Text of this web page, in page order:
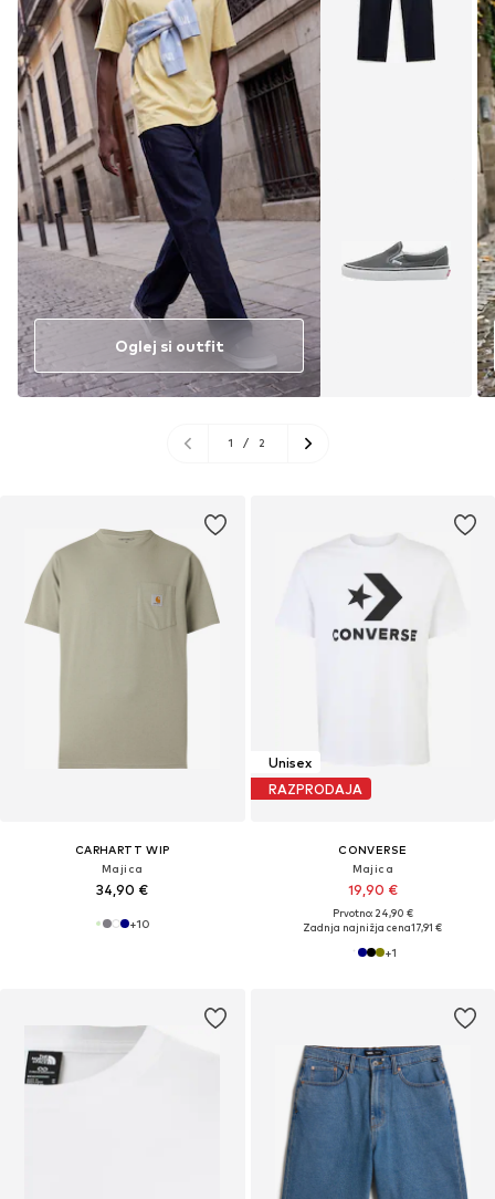
CARHARTT WIP
Majica
34,90 €
+10
Unisex
RAZPRODAJA
CONVERSE
Majica
19,90 €
Prvotno: 24,90 €
Zadnja najnižja cena17,91 €
+1
Oglej si outfit
1 / 2